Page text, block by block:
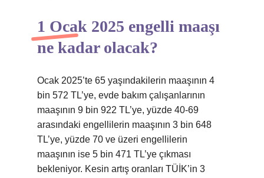
1 Ocak 2025 engelli maaşı
ne kadar olacak?
Ocak 2025’te 65 yaşındakilerin maaşının 4
bin 572 TL’ye, evde bakım çalışanlarının
maaşının 9 bin 922 TL’ye, yüzde 40-69
arasındaki engellilerin maaşının 3 bin 648
TL’ye, yüzde 70 ve üzeri engellilerin
maaşının ise 5 bin 471 TL’ye çıkması
bekleniyor. Kesin artış oranları TÜİK’in 3